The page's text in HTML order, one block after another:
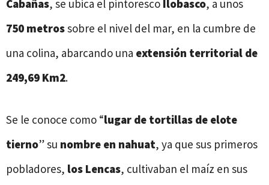
Cabañas, se ubica el pintoresco Ilobasco, a unos
750 metrossobre el nivel del mar, en la cumbre de
una colina, abarcando una extensión territorial de
249,69 Km2.
Se le conoce como “lugar de tortillas de elote
tierno” su nombre en nahuat, ya que sus primeros
pobladores, los Lencas, cultivaban el maíz en sus